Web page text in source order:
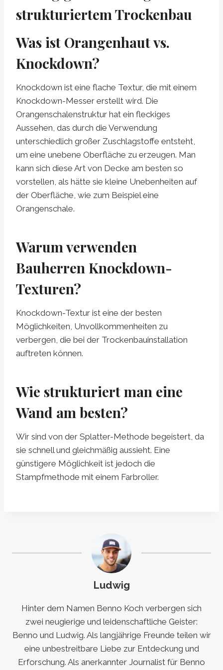
strukturiertem Trockenbau
Was ist Orangenhaut vs.
Knockdown?
Knockdown ist eine flache Textur, die mit einem
Knockdown-Messer erstellt wird. Die
Orangenschalenstruktur hat ein fleckiges
Aussehen, das durch die Verwendung
unterschiedlich großer Zuschlagstoffe entsteht,
um eine unebene Oberfläche zu erzeugen. Man
kann sich diese Art von Decke am besten so
vorstellen, als hätte sie kleine Unebenheiten auf
der Oberfläche, wie zum Beispiel eine
Orangenschale.
Warum verwenden
Bauherren Knockdown-
Texturen?
Knockdown-Textur ist eine der besten
Möglichkeiten, Unvollkommenheiten zu
verbergen, die bei der Trockenbauinstallation
auftreten können.
Wie strukturiert man eine
Wand am besten?
Wir sind von der Splatter-Methode begeistert, da
sie schnell und gleichmäßig aussieht. Eine
günstigere Möglichkeit ist jedoch die
Stampfmethode mit einem Farbroller.
Ludwig
Hinter dem Namen Benno Koch verbergen sich
zwei neugierige und leidenschaftliche Geister:
Benno und Ludwig. Als langjährige Freunde teilen wir
eine unbestreitbare Liebe zur Entdeckung und
Erforschung. Als anerkannter Journalist für Benno